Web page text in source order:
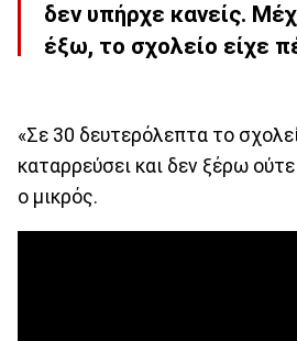
δεν υπήρχε κανείς.
έξω, το σχολείο είχε
«Σε 30 δευτερόλεπτα το
καταρρεύσει και δεν ξέρω
ο μικρός.